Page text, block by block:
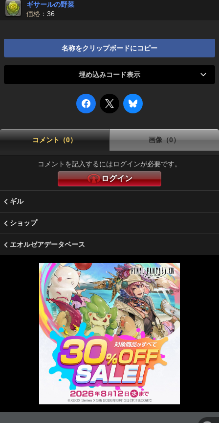
ギサールの野菜
価格 ：36
名称をクリップボードにコピー
埋め込みコード表示
コメント（0） 画像（0）
コメントを記入するにはログインが必要です。
ログイン
ギル
ショップ
エオルゼアデータベース